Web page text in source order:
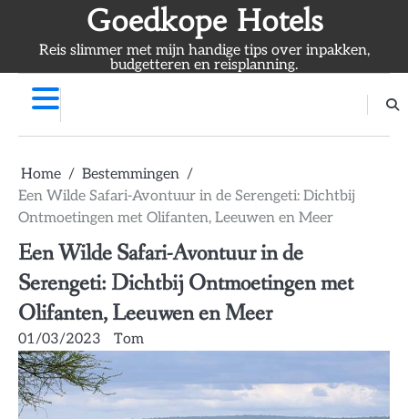
content
Goedkope Hotels
Reis slimmer met mijn handige tips over inpakken,
budgetteren en reisplanning.
Home
Bestemmingen
Een Wilde Safari-Avontuur in de Serengeti: Dichtbij
Ontmoetingen met Olifanten, Leeuwen en Meer
Een Wilde Safari-Avontuur in de
Serengeti: Dichtbij Ontmoetingen met
Olifanten, Leeuwen en Meer
01/03/2023 Tom